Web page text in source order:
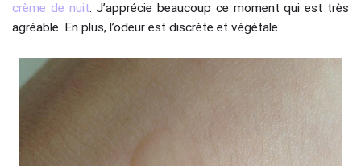
crème de nuit. J’apprécie beaucoup ce moment qui est très
agréable. En plus, l’odeur est discrète et végétale.